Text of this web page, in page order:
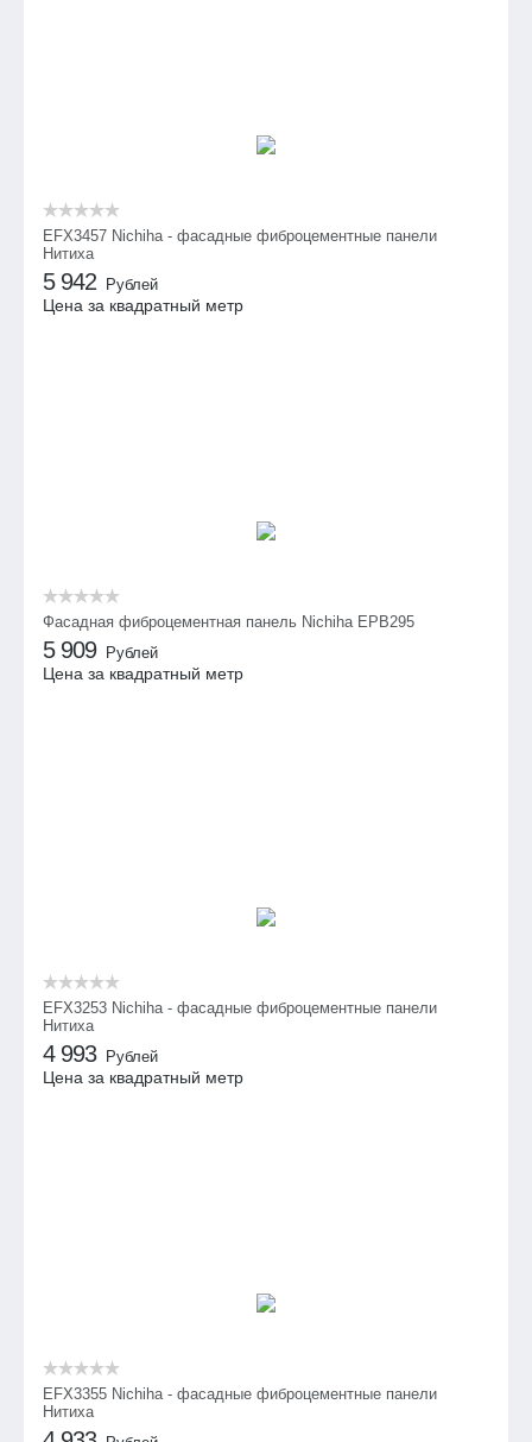
EFX3457 Nichiha - фасадные фиброцементные панели
Нитиха
5 942 Рублей
Цена за квадратный метр
Фасадная фиброцементная панель Nichiha EPB295
5 909 Рублей
Цена за квадратный метр
EFX3253 Nichiha - фасадные фиброцементные панели
Нитиха
4 993 Рублей
Цена за квадратный метр
EFX3355 Nichiha - фасадные фиброцементные панели
Нитиха